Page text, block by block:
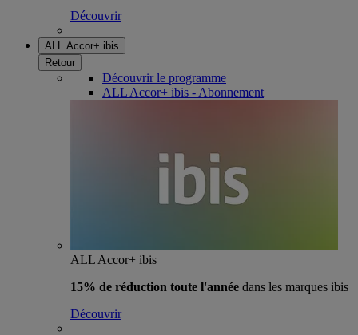
Découvrir
ALL Accor+ ibis
Retour
Découvrir le programme
ALL Accor+ ibis - Abonnement
ALL Accor+ ibis
15% de réduction toute l'année dans les marques ibis
Découvrir